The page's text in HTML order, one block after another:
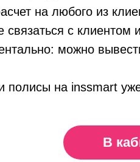
на любого из
с
можно
на inssmart
В